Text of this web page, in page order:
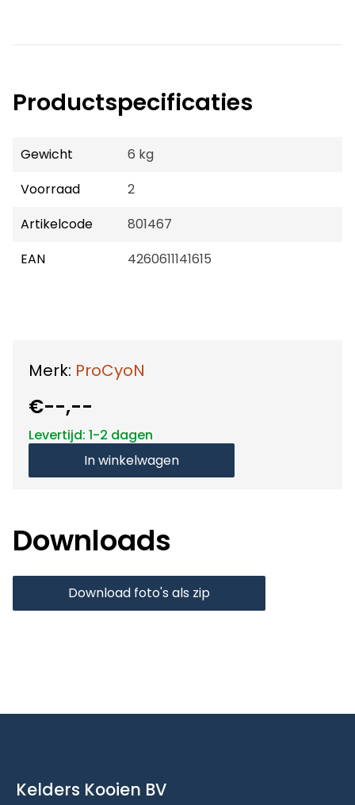
Productspecificaties
Gewicht
6 kg
Voorraad
2
Artikelcode
801467
EAN
4260611141615
Merk: ProCyoN
€--,--
Levertijd: 1-2 dagen
In winkelwagen
Downloads
Download foto's als zip
Kelders Kooien BV